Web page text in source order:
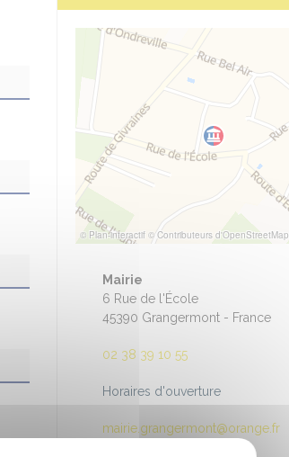
© Plan-interactif © Contributeurs d'OpenStreetMap
Mairie
6 Rue de l'École
45390 Grangermont - France
02 38 39 10 55
Horaires d'ouverture
mairie.grangermont@orange.fr